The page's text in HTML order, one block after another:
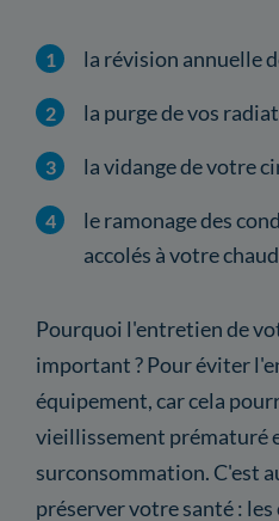
la révision annuelle
la purge de vos
la vidange de votre
le ramonage des
accolés à votre
Pourquoi l'entretien de
important ? Pour éviter
équipement, car cela
vieillissement prématuré
surconsommation. C'est
préserver votre santé : les